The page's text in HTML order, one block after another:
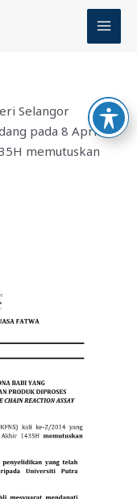
Selangor
pada 8 April
memutuskan